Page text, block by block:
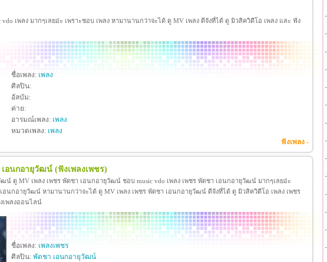
vdo เพลง มากๆเลยอ่ะ เพราะชอบ เพลง หามานานกว่าจะได้ ดู MV เพลง ดีจังที่ได้ ดู มิวสิควิดีโอ เพลง และ ฟัง
ชื่อเพลง: เพลง
ศิลปิน:
อัลบัม:
ค่าย:
อารมณ์เพลง: เพลง
หมวดเพลง: เพลง
ฟังเพลง -
เอนกอายุวัฒน์ (ฟังเพลงเพชร)
ฒน์ ดู MV เพลง เพชร พัดชา เอนกอายุวัฒน์ ชอบ music vdo เพลง เพชร พัดชา เอนกอายุวัฒน์ มากๆเลยอ่ะ
เอนกอายุวัฒน์ หามานานกว่าจะได้ ดู MV เพลง เพชร พัดชา เอนกอายุวัฒน์ ดีจังที่ได้ ดู มิวสิควิดีโอ เพลง เพชร
เพลงออนไลน์
ชื่อเพลง: เพลงเพชร
ศิลปิน: พัดชา เอนกอายุวัฒน์